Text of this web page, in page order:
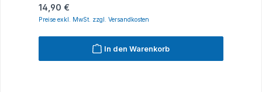
Regulärer Preis:
14,90 €
Preise exkl. MwSt. zzgl. Versandkosten
In den Warenkorb